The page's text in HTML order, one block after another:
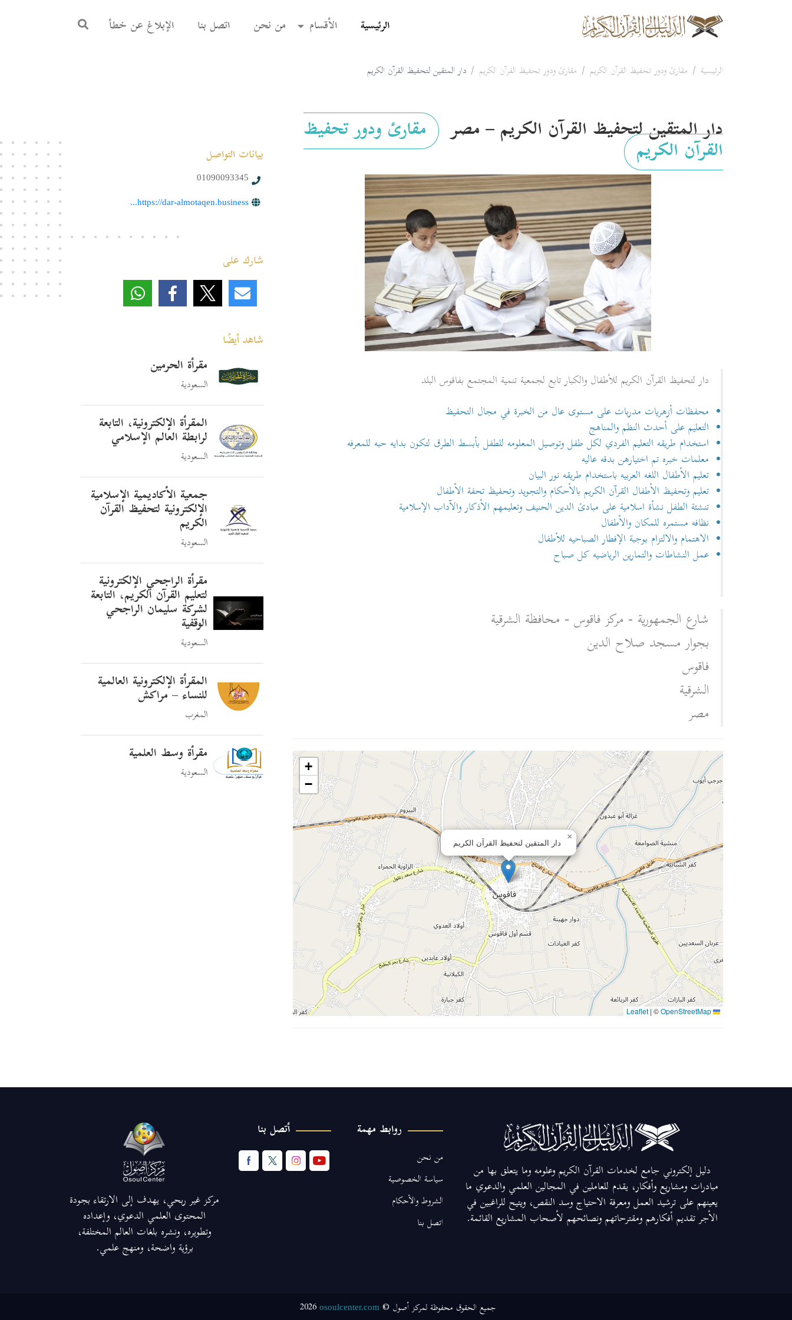
الرئيسية
(current) الأقسام من نحن اتصل بنا الإبلاغ عن خطأ
الرئيسية مقارئ ودور تحفيظ القرآن الكريم مقارئ ودور تحفيظ القرآن الكريم دار المتقين لتحفيظ القرآن الكريم
دار المتقين لتحفيظ القرآن الكريم – مصر مقارئ ودور تحفيظ
القرآن الكريم
دار لتحفيظ القرآن الكريم للأطفال والكبار تابع لجمعية تنمية المجتمع بفاقوس البلد
محفظات أزهريات مدربات على مستوى عال من الخبرة في مجال التحفيظ
التعليم على أحدث النظم والمناهج
استخدام طريقه التعليم الفردي لكل طفل وتوصيل المعلومه للطفل بأبسط الطرق لتكون بدايه حبه للمعرفه
معلمات خبره تم اختيارهن بدقه عاليه
تعليم الأطفال اللغه العربيه باستخدام طريقه نور البيان
تعليم وتحفيظ الأطفال القرآن الكريم بالأحكام والتجويد وتحفيظ تحفة الأطفال
تنشئة الطفل نشأة اسلامية على مبادئ الدين الحنيف وتعليمهم الأذكار والآداب الإسلامية
نظافه مستمره للمكان والأطفال
الاهتمام والالتزام بوجبة الإفطار الصباحيه للأطفال
عمل النشاطات والتمارين الرياضيه كل صباح
شارع الجمهورية - مركز فاقوس - محافظة الشرقية‎
بجوار مسجد صلاح الدين‎
فاقوس‎
الشرقية‎
مصر‎
دار المتقين لتحفيظ القرآن الكريم
×
+
−
| ©OpenStreetMap
بيانات التواصل
01090093345
https://dar-almotaqen.business...
شارك على
شاهد أيضًا
مقرأة الحرمين
السعودية
المقرأة الإلكترونية، التابعة
لرابطة العالم الإسلامي
السعودية
جمعية الأكاديمية الإسلامية
الإلكترونية لتحفيظ القرآن
الكريم
السعودية
مقرأة الراجحي الإلكترونية
لتعليم القرآن الكريم، التابعة
لشركة سليمان الراجحي
الوقفية
السعودية
المقرأة الإلكترونية العالمية
للنساء – مراكش
المغرب
مقرأة وسط العلمية
السعودية
دليل إلكتروني جامع لخدمات القرآن الكريم وعلومه وما يتعلق بها من
مبادرات ومشاريع وأفكار، يقدم للعاملين في المجالين العلمي والدعوي ما
يعينهم على ترشيد العمل ومعرفة الاحتياج وسد النقص، ويتيح للراغبين في
الأجر تقديم أفكارهم ومقترحاتهم ونصائحهم لأصحاب المشاريع القائمة.
روابط مهمة
من نحن
سياسة الخصوصية
الشروط والأحكام
اتصل بنا
أتصل بنا
مركز غير ربحي، يهدف إلى الارتقاء بجودة
المحتوى العلمي الدعوي، وإعداده
وتطويره، ونشره بلغات العالم المختلفة،
برؤية واضحة، ومنهج علمي.
جميع الحقوق محفوظة لمركز أصول © osoulcenter.com
2026